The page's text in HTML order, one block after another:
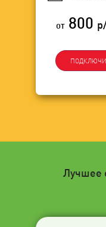
от 800
Лучшее